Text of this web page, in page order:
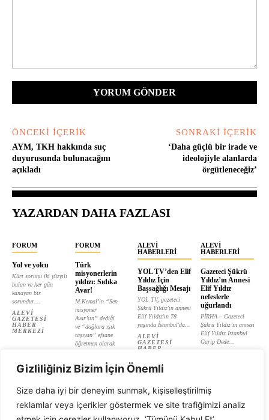
Gizliliğiniz Bizim İçin Önemli
Size daha iyi bir deneyim sunmak, kişiselleştirilmiş
reklamlar veya içerikler göstermek ve site trafiğimizi analiz
ÖNCEKI İÇERIK
AYM, TKH hakkında suç
duyurusunda bulunacağını
açıkladı
SONRAKI İÇERIK
‘Daha güçlü bir irade ve
ideolojiyle alanlarda
örgütleneceğiz’
YAZARDAN DAHA FAZLASI
FORUM
Yol ve yolcu
Kürt sorunu iki yüzyılı
bulan ve her gün
kanayan bir
sorundur....
ALEVI
GAZETESI
HABER
MERKEZI
FORUM
Türk
misyonerlerin
yıldızı: Sıdıka
Avar!
M.Kemal’in “Sen
misyoner
Avar’sın” dediği
ve “dağlara ışık
taşıyan” efsane
öğretmen olarak
ALEVI
GAZETESI
ALEVI
HABERLERI
YOL TV’den Elif
Yıldız İçin
Başsağlığı Mesajı
YOL TV, gazeteci
Şükrü Yıldız'ın annesi
Elif Yıldız'ın 78
yaşında İstanbul'da...
ALEVI
GAZETESI
HABER
ALEVI
HABERLERI
Gazeteci Şükrü
Yıldız’ın Annesi
Elif Yıldız
nefeslerle
uğurlandı
PİRHA – Gazeteci
Şükrü Yıldız’ın annesi
Elif Yıldız İstanbul
Garip Dede...